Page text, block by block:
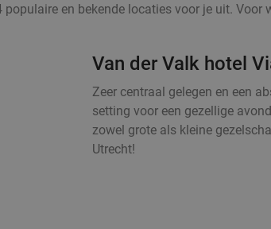
en bekende locaties voor je uit.
Van der Valk hotel
Zeer centraal gelegen en een
setting voor een gezellige
zowel grote als kleine
Utrecht!